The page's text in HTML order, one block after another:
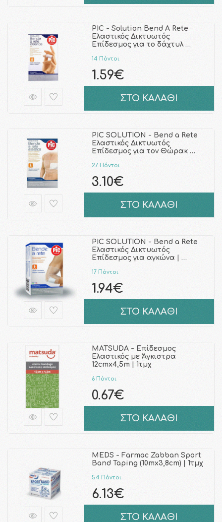
PIC - Solution Bend A Rete
Ελαστικός Δικτυωτός
Επίδεσμος για το δάχτυλ …
14 Πόντοι
1.59€
ΣΤΟ ΚΑΛΑΘΙ
PIC SOLUTION - Bend a Rete
Ελαστικός Δικτυωτός
Επίδεσμος για τον Θώρακ …
27 Πόντοι
3.10€
ΣΤΟ ΚΑΛΑΘΙ
PIC SOLUTION - Bend a Rete
Ελαστικός Δικτυωτός
Επίδεσμος για αγκώνα | …
17 Πόντοι
1.94€
ΣΤΟ ΚΑΛΑΘΙ
MATSUDA - Επίδεσμος
Ελαστικός με Άγκιστρα
12cmx4,5m | 1τμχ
6 Πόντοι
0.67€
ΣΤΟ ΚΑΛΑΘΙ
MEDS - Farmac Zabban Sport
Band Taping (10mx3,8cm) | 1τμχ
54 Πόντοι
6.13€
ΣΤΟ ΚΑΛΑΘΙ